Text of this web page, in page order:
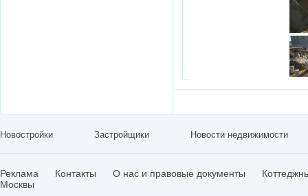
Новостройки Застройщики Новости недвижимости
Реклама Контакты О нас и правовые документы
Москвы